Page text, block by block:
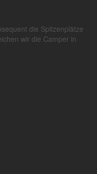
die Spitzenplätze
wir die Camper in